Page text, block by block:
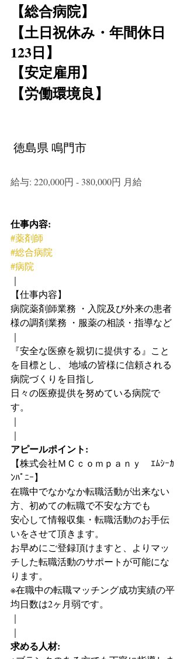
【総合病院】
【土日祝休み・年間休日
123日】
【安定雇用】
【労働環境良】
徳島県 鳴門市
給与: 220,000円 - 380,000円 月給
仕事内容:
#薬剤師
#総合病院
#病院
｜
【仕事内容】
病院薬剤師業務 ・入院及び外来の患者
様の調剤業務 ・服薬の相談・指導など
｜
『安全な医療を親切に提供する』こと
を目標とし、 地域の皆様に信頼される
病院づくりを目指し
日々の医療提供を努めている病院で
す。
｜
｜
アピールポイント:
【株式会社ＭＣｃｏｍｐａｎｙ　ｴﾑｼｰｶ
ﾝﾊﾟﾆｰ】
在職中でなかなか転職活動が出来ない
方、初めての転職で不安な方でも
安心して情報収集・転職活動のお手伝
いをさせて頂きます。
お早めにご登録頂けますと、よりマッ
チした転職活動のサポートが可能にな
ります。
※在職中の転職マッチング成功実績の平
均日数は2ヶ月弱です。
｜
｜
求める人材: